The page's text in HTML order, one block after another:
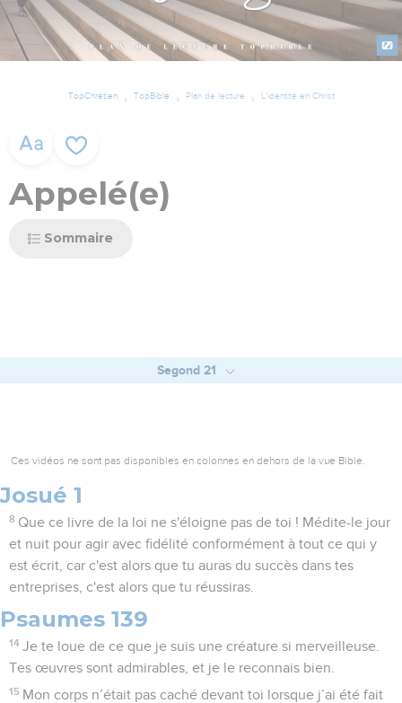
TopChrétien TopBible Plan de lecture L'identité en Christ
Appelé(e)
Sommaire
Segond 21
Ces vidéos ne sont pas disponibles en colonnes en dehors de la vue Bible.
Josué 1
8 Que ce livre de la loi ne s'éloigne pas de toi ! Médite-le jour
et nuit pour agir avec fidélité conformément à tout ce qui y
est écrit, car c'est alors que tu auras du succès dans tes
entreprises, c'est alors que tu réussiras.
Psaumes 139
14 Je te loue de ce que je suis une créature si merveilleuse.
Tes œuvres sont admirables, et je le reconnais bien.
15 Mon corps n’était pas caché devant toi lorsque j’ai été fait